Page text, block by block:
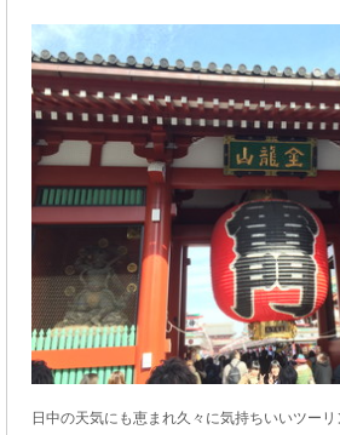
日中の天気にも恵まれ久々に気持ちいいツーリ